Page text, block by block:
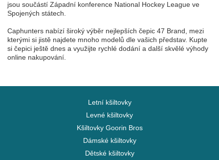
jsou součástí Západní konference National Hockey League ve
Spojených státech.
Caphunters nabízí široký výběr nejlepších čepic 47 Brand, mezi
kterými si jistě najdete mnoho modelů dle vašich představ. Kupte
si čepici ještě dnes a využijte rychlé dodání a další skvělé výhody
online nakupování.
Letní kšiltovky
Levné kšiltovky
Kšiltovky Goorin Bros
Dámské kšiltovky
Dětské kšiltovky